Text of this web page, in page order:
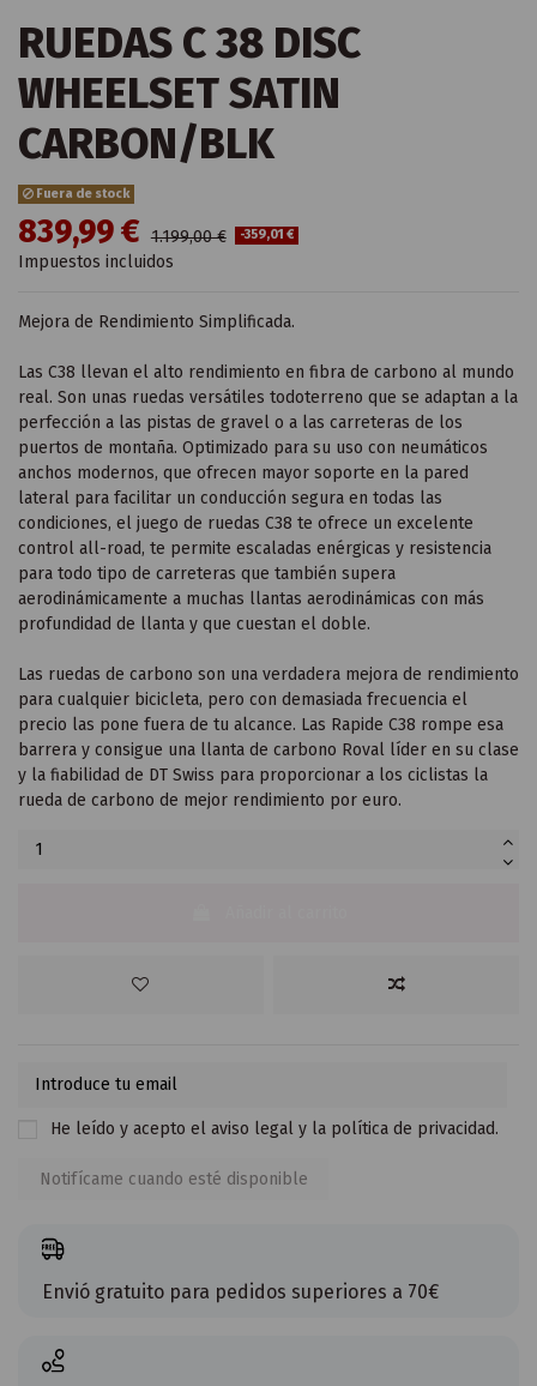
RUEDAS C 38 DISC
WHEELSET SATIN
CARBON/BLK
Fuera de stock
839,99 € 1.199,00 € -359,01 €
Impuestos incluidos
Mejora de Rendimiento Simplificada.
Las C38 llevan el alto rendimiento en fibra de carbono al mundo
real. Son unas ruedas versátiles todoterreno que se adaptan a la
perfección a las pistas de gravel o a las carreteras de los
puertos de montaña. Optimizado para su uso con neumáticos
anchos modernos, que ofrecen mayor soporte en la pared
lateral para facilitar un conducción segura en todas las
condiciones, el juego de ruedas C38 te ofrece un excelente
control all-road, te permite escaladas enérgicas y resistencia
para todo tipo de carreteras que también supera
aerodinámicamente a muchas llantas aerodinámicas con más
profundidad de llanta y que cuestan el doble.
Las ruedas de carbono son una verdadera mejora de rendimiento
para cualquier bicicleta, pero con demasiada frecuencia el
precio las pone fuera de tu alcance. Las Rapide C38 rompe esa
barrera y consigue una llanta de carbono Roval líder en su clase
y la fiabilidad de DT Swiss para proporcionar a los ciclistas la
rueda de carbono de mejor rendimiento por euro.
He leído y acepto el aviso legal y la política de privacidad.
Envió gratuito para pedidos superiores a 70€